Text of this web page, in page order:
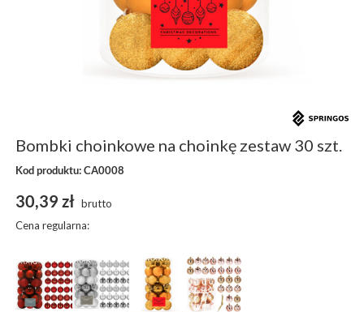
Bombki choinkowe na choinkę zestaw 30 szt.
Kod produktu: CA0008
30,39 zł brutto
Cena regularna: